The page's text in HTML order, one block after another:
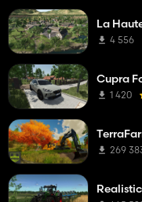
La
4 556
Cupra
1 420
269